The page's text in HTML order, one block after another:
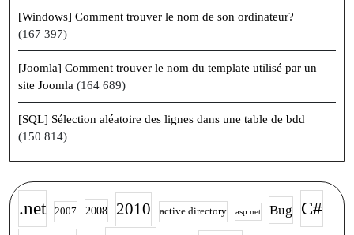
[Windows] Comment trouver le nom de son ordinateur?
(167 397)
[Joomla] Comment trouver le nom du template utilisé par un
site Joomla (164 689)
[SQL] Sélection aléatoire des lignes dans une table de bdd
(150 814)
.net 2007 2008 2010 active directory asp.net Bug
C#